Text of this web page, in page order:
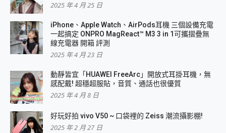
2025 年 4 月 25 日
iPhone、Apple Watch、AirPods耳機 三個設備充電
一起搞定 ONPRO MagReact™ M3 3 in 1可攜摺疊無
線充電器 開箱 評測
2025 年 4 月 23 日
動靜皆宜「HUAWEI FreeArc」開放式耳掛耳機，無
感配戴! 超穩超服貼，音質、通話也很優質
2025 年 4 月 8 日
好玩好拍 vivo V50 ~ 口袋裡的 Zeiss 潮流攝影棚!
2025 年 2 月 27 日